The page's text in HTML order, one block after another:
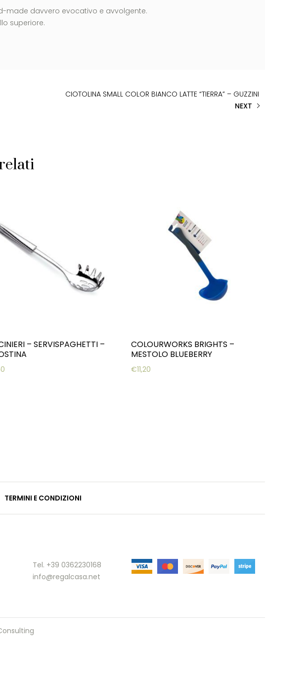
made davvero evocativo e avvolgente.
superiore.
CIOTOLINA SMALL COLOR BIANCO LATTE “TIERRA” – GUZZINI
NEXT
– SERVISPAGHETTI –
COLOURWORKS BRIGHTS –
MESTOLO BLUEBERRY
€11,20
TERMINI E CONDIZIONI
Tel. +39 0362230168
info@regalcasa.net